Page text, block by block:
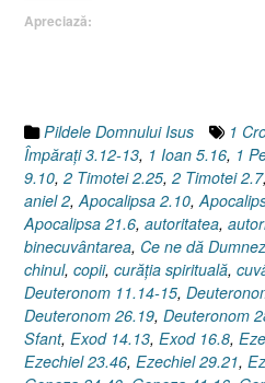
dă
/
ia)”
Apreciază:
Pildele Domnului Isus 1
Împăraţi 3.12-13, 1 Ioan 5.16, 1
9.10, 2 Timotei 2.25, 2 Timotei 2.7,
aniel 2,Apocalipsa 2.10,
Apocalipsa 21.6, autoritatea,
binecuvântarea, Ce ne dă
chinul, copii, curăţia spirituală,
Deuteronom 11.14-15,
Deuteronom 26.19, Deuteronom
Sfant, Exod 14.13, Exod 16.8,
Ezechiel 23.46, Ezechiel 29.21,